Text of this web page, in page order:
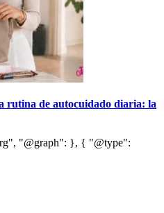
rutina de autocuidado diaria: la
"@graph": }, { "@type":